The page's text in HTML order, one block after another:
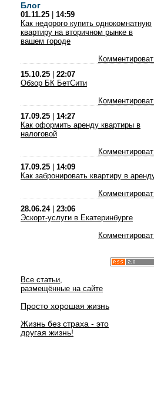
Блог
01.11.25
14:59
Как недорого купить однокомнатную
квартиру на вторичном рынке в
вашем городе
15.10.25
22:07
Обзор БК БетСити
17.09.25
14:27
Как оформить аренду квартиры в
налоговой
17.09.25
14:09
Как забронировать квартиру в
28.06.24| 23:06
Эскорт-услуги в Екатеринбурге
Все статьи,
размещённые на сайте
Просто хорошая жизнь
Жизнь без страха - это
другая жизнь!